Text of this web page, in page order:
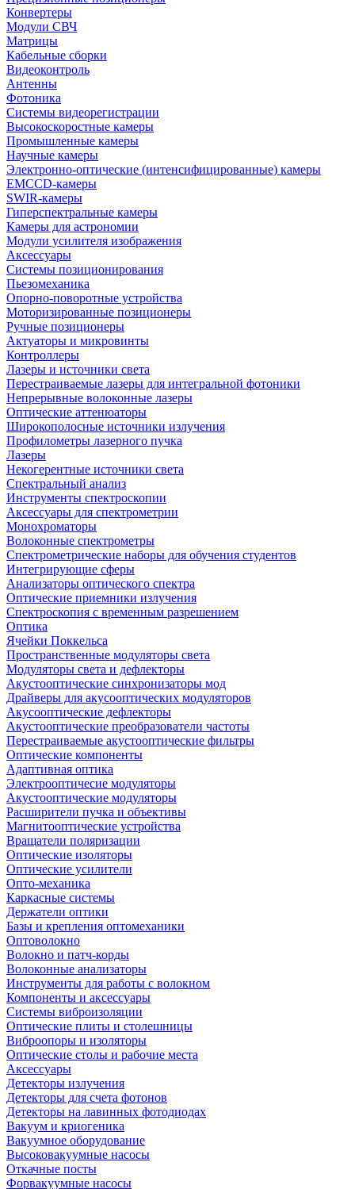
Конвертеры
Модули СВЧ
Матрицы
Кабельные сборки
Видеоконтроль
Антенны
Фотоника
Cистемы видеорегистрации
Высокоскоростные камеры
Промышленные камеры
Научные камеры
Электронно-оптические (интенсифицированные) камеры
EMCCD-камеры
SWIR-камеры
Гиперспектральные камеры
Камеры для астрономии
Модули усилителя изображения
Аксессуары
Системы позиционирования
Пьезомеханика
Опорно-поворотные устройства
Моторизированные позиционеры
Ручные позиционеры
Актуаторы и микровинты
Контроллеры
Лазеры и источники света
Перестраиваемые лазеры для интегральной фотоники
Непрерывные волоконные лазеры
Оптические аттенюаторы
Широкополосные источники излучения
Профилометры лазерного пучка
Лазеры
Некогерентные источники света
Спектральный анализ
Инструменты спектроскопии
Аксессуары для спектрометрии
Монохроматоры
Волоконные спектрометры
Спектрометрические наборы для обучения студентов
Интегрирующие сферы
Анализаторы оптического спектра
Оптические приемники излучения
Спектроскопия с временным разрешением
Оптика
Ячейки Поккельса
Пространственные модуляторы света
Модуляторы света и дефлекторы
Акустооптические синхронизаторы мод
Драйверы для акусооптических модуляторов
Акусооптические дефлекторы
Акустооптические преобразователи частоты
Перестраиваемые акустооптические фильтры
Оптические компоненты
Адаптивная оптика
Электрооптичесие модуляторы
Акустооптические модуляторы
Расширители пучка и объективы
Магнитооптические устройства
Вращатели поляризации
Оптические изоляторы
Оптические усилители
Опто-механика
Каркасные системы
Держатели оптики
Базы и крепления оптомеханики
Оптоволокно
Волокно и патч-корды
Волоконные анализаторы
Инструменты для работы с волокном
Компоненты и аксессуары
Системы виброизоляции
Оптические плиты и столешницы
Виброопоры и изоляторы
Оптические столы и рабочие места
Аксессуары
Детекторы излучения
Детекторы для счета фотонов
Детекторы на лавинных фотодиодах
Вакуум и криогеника
Вакуумное оборудование
Высоковакуумные насосы
Откачные посты
Форвакуумные насосы